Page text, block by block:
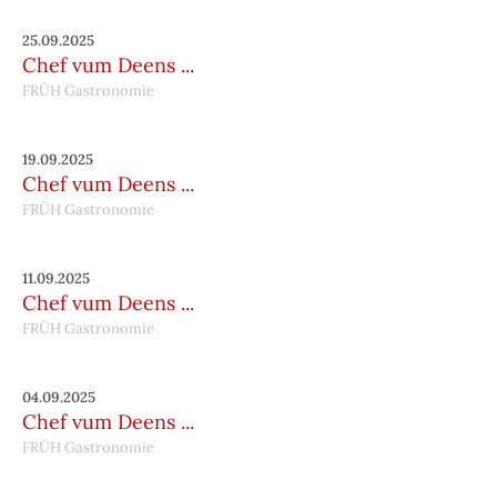
25.09.2025
Chef vum Deens ...
FRÜH Gastronomie
19.09.2025
Chef vum Deens ...
FRÜH Gastronomie
11.09.2025
Chef vum Deens ...
FRÜH Gastronomie
04.09.2025
Chef vum Deens ...
FRÜH Gastronomie